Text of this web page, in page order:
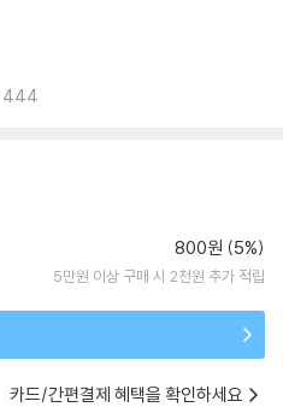
444
800원 (5%)
5만원 이상 구매 시 2천원 추가 적립
카드/간편결제 혜택을 확인하세요